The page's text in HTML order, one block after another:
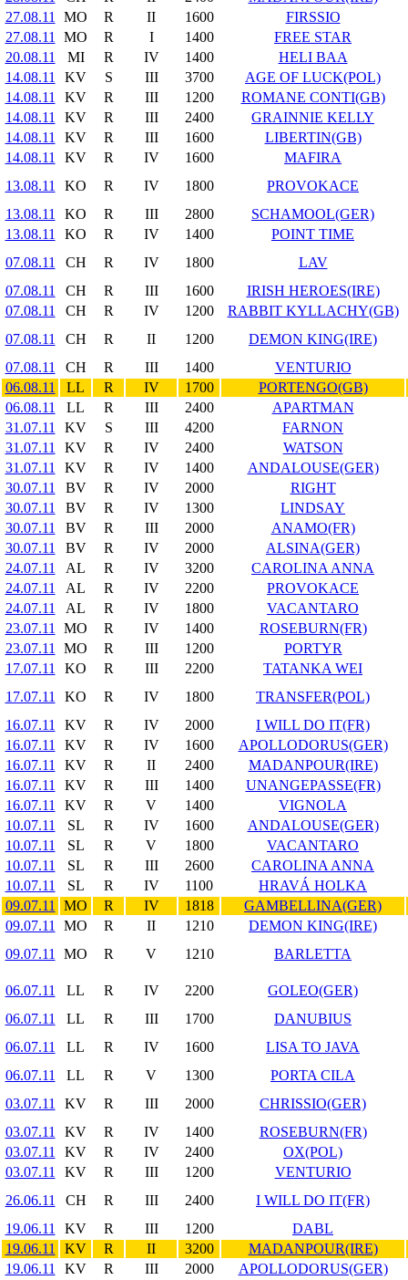
27.08.11
MO R II 1600
FIRSSIO
27.08.11
MO R I 1400
FREE STAR
20.08.11
MI R IV 1400
HELI BAA
14.08.11
KV S III 3700
AGE OF LUCK(POL)
14.08.11
KV R III 1200
ROMANE CONTI(GB)
14.08.11
KV R III 2400
GRAINNIE KELLY
14.08.11
KV R III 1600
LIBERTIN(GB)
14.08.11
KV R IV 1600
MAFIRA
13.08.11
KO R IV 1800
PROVOKACE
13.08.11
KO R III 2800
SCHAMOOL(GER)
13.08.11
KO R IV 1400
POINT TIME
07.08.11
CH R IV 1800
LAV
07.08.11
CH R III 1600
IRISH HEROES(IRE)
07.08.11
CH R IV 1200
RABBIT KYLLACHY(GB)
07.08.11
CH R II 1200
DEMON KING(IRE)
07.08.11
CH R III 1400
VENTURIO
06.08.11
LL R IV 1700
PORTENGO(GB)
06.08.11
LL R III 2400
APARTMAN
31.07.11
KV S III 4200
FARNON
31.07.11
KV R IV 2400
WATSON
31.07.11
KV R IV 1400
ANDALOUSE(GER)
30.07.11
BV R IV 2000
RIGHT
30.07.11
BV R IV 1300
LINDSAY
30.07.11
BV R III 2000
ANAMO(FR)
30.07.11
BV R IV 2000
ALSINA(GER)
24.07.11
AL R IV 3200
CAROLINA ANNA
24.07.11
AL R IV 2200
PROVOKACE
24.07.11
AL R IV 1800
VACANTARO
23.07.11
MO R IV 1400
ROSEBURN(FR)
23.07.11
MO R III 1200
PORTYR
17.07.11
KO R III 2200
TATANKA WEI
17.07.11
KO R IV 1800
TRANSFER(POL)
16.07.11
KV R IV 2000
I WILL DO IT(FR)
16.07.11
KV R IV 1600
APOLLODORUS(GER)
16.07.11
KV R II 2400
MADANPOUR(IRE)
16.07.11
KV R III 1400
UNANGEPASSE(FR)
16.07.11
KV R V 1400
VIGNOLA
10.07.11
SL R IV 1600
ANDALOUSE(GER)
10.07.11
SL R V 1800
VACANTARO
10.07.11
SL R III 2600
CAROLINA ANNA
10.07.11
SL R IV 1100
HRAVÁ HOLKA
09.07.11
MO R IV 1818
GAMBELLINA(GER)
09.07.11
MO R II 1210
DEMON KING(IRE)
09.07.11
MO R V 1210 BARLETTA
06.07.11 LL R IV 2200
GOLEO(GER)
06.07.11
LL R III 1700
DANUBIUS
06.07.11
LL R IV 1600
LISA TO JAVA
06.07.11
LL R V 1300
PORTA CILA
03.07.11
KV R III 2000
CHRISSIO(GER)
03.07.11
KV R IV 1400
ROSEBURN(FR)
03.07.11
KV R IV 2400
OX(POL)
03.07.11
KV R III 1200
VENTURIO
26.06.11
CH R III 2400
I WILL DO IT(FR)
19.06.11
KV R III 1200
DABL
19.06.11
KV R II 3200
MADANPOUR(IRE)
19.06.11
KV R III 2000
APOLLODORUS(GER)